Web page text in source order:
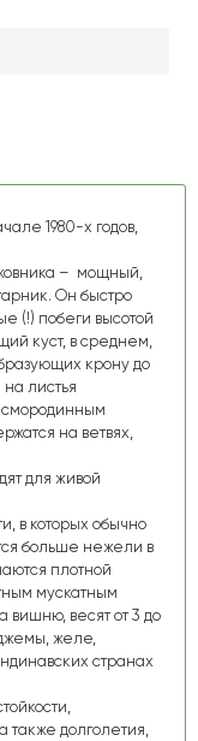
1980-х годов,
– мощный,
Он быстро
(!) побеги высотой
куст, в среднем,
крону до
листья
на ветвях,
для живой
в которых обычно
больше нежели в
плотной
мускатным
весят от 3 до
желе,
странах
также долголетия,